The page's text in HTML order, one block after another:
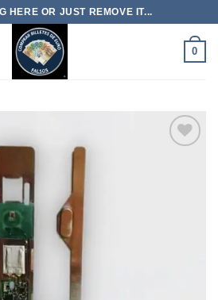
HERE OR JUST REMOVE IT...
0